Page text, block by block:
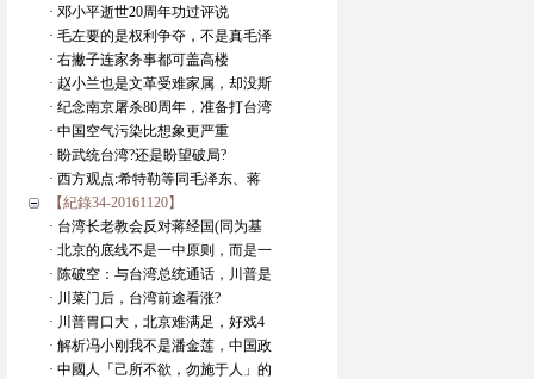
· 邓小平逝世20周年功过评说
· 毛左要的是权利争夺，不是真毛泽
· 右撇子连家务事都可盖高楼
· 赵小兰也是文革受难家属，却没斯
· 纪念南京屠杀80周年，准备打台湾
· 中国空气污染比想象更严重
· 盼武统台湾?还是盼望破局?
· 西方观点:希特勒等同毛泽东、蒋
【紀錄34-20161120】
· 台湾长老教会反对蒋经国(同为基
· 北京的底线不是一中原则，而是一
· 陈破空：与台湾总统通话，川普是
· 川菜门后，台湾前途看涨?
· 川普胃口大，北京难满足，好戏4
· 解析冯小刚我不是潘金莲，中国政
· 中國人「己所不欲，勿施于人」的